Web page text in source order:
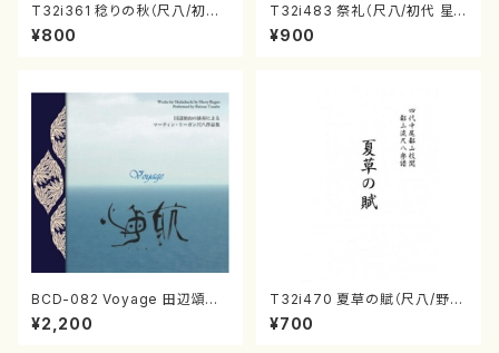
T32i361 稔りの秋（尺八/初代
山川園松/楽譜） 都山流公刊楽
譜曲番:2066
¥800
T32i483 祭礼（尺八/初代 星
田一山/楽譜）都山流公刊楽譜曲
番:2191
¥900
BCD-082 Voyage 田辺頌山
の演奏によるマーティン・リーガ
ン尺八作品集（田辺頌山/マーテ
¥2,200
T32i470 夏草の賦（尺八/野村
正峰/楽譜）都山流公刊楽譜曲
番:2178
¥700